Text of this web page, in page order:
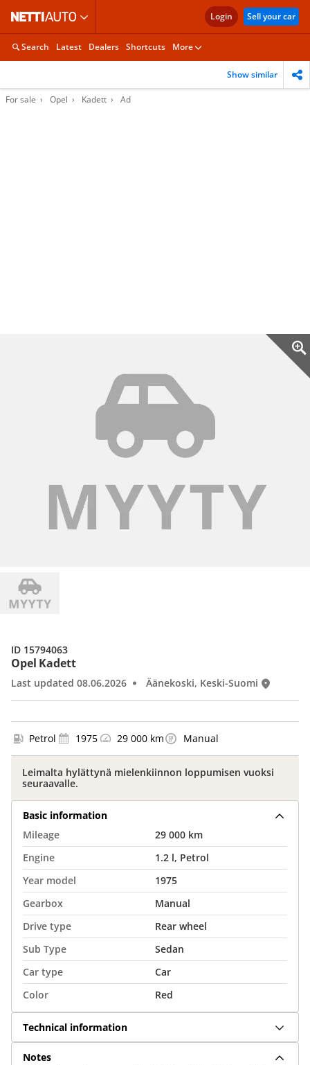
Login Sell your car
Search Latest Dealers Shortcuts More
Show similar
For sale Opel Kadett Ad
Opel Kadett
Last updated 08.06.2026 Äänekoski, Keski-Suomi
ID 15794063
Petrol 1975 29 000 km Manual
Leimalta hylättynä mielenkiinnon loppumisen vuoksi
seuraavalle.
Basic information
Mileage
29 000 km
Engine
1.2 l, Petrol
Year model
1975
Gearbox
Manual
Drive type
Rear wheel
Sub Type
Sedan
Car type
Car
Color
Red
Technical information
Notes